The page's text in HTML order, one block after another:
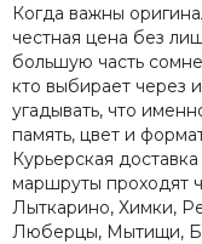
Когда важны
честная цена без
большую часть
кто выбирает через
угадывать, что
память, цвет и
Курьерская
маршруты проходят
Лыткарино, Химки,
Люберцы, Мытищи,